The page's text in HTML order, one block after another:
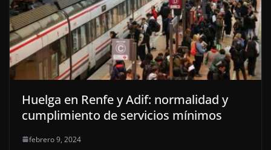
Huelga en Renfe y Adif: normalidad y
cumplimiento de servicios mínimos
febrero 9, 2024